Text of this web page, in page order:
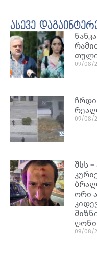
ასევე
09/08/
09/08/
შსს
ორი
09/08/